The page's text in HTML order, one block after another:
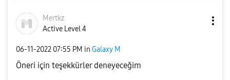
Mertkz
Active Level 4
‎06-11-2022 07:55 PM in Galaxy M
Öneri için teşekkürler deneyeceğim